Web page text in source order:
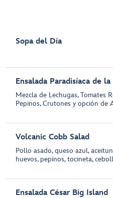
Sopa del Día
Ensalada Paradisíaca de la
Mezcla de Lechugas, Tomates
Pepinos, Crutones y opción de
Volcanic Cobb Salad
Pollo asado, queso azul,
huevos, pepinos, tocineta,
Ensalada César Big Island